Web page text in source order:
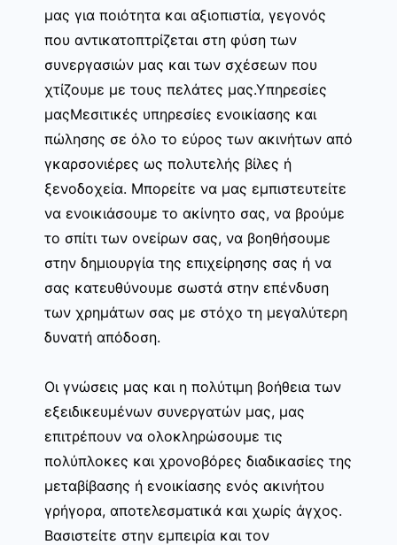
μας για ποιότητα και αξιοπιστία, γεγονός
που αντικατοπτρίζεται στη φύση των
συνεργασιών μας και των σχέσεων που
χτίζουμε με τους πελάτες μας.Υπηρεσίες
μαςΜεσιτικές υπηρεσίες ενοικίασης και
πώλησης σε όλο το εύρος των ακινήτων από
γκαρσονιέρες ως πολυτελής βίλες ή
ξενοδοχεία. Μπορείτε να μας εμπιστευτείτε
να ενοικιάσουμε το ακίνητο σας, να βρούμε
το σπίτι των ονείρων σας, να βοηθήσουμε
στην δημιουργία της επιχείρησης σας ή να
σας κατευθύνουμε σωστά στην επένδυση
των χρημάτων σας με στόχο τη μεγαλύτερη
δυνατή απόδοση.
Οι γνώσεις μας και η πολύτιμη βοήθεια των
εξειδικευμένων συνεργατών μας, μας
επιτρέπουν να ολοκληρώσουμε τις
πολύπλοκες και χρονοβόρες διαδικασίες της
μεταβίβασης ή ενοικίασης ενός ακινήτου
γρήγορα, αποτελεσματικά και χωρίς άγχος.
Βασιστείτε στην εμπειρία και τον